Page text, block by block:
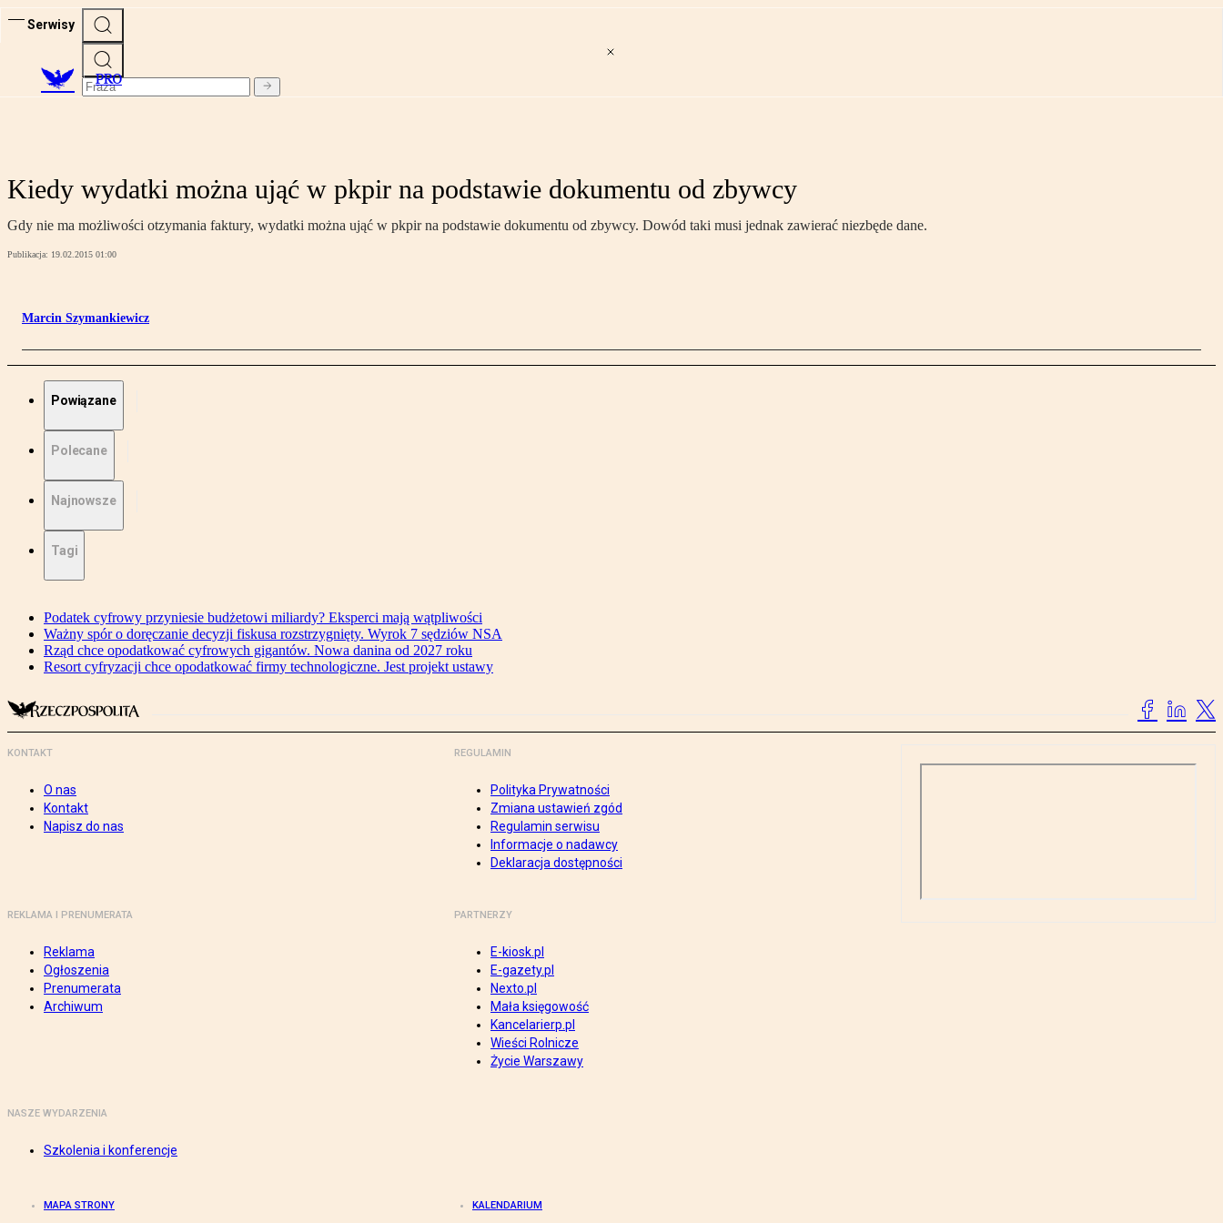
Serwisy
PRO
Kiedy wydatki można ująć w pkpir na podstawie dokumentu od zbywcy
Gdy nie ma możliwości otzymania faktury, wydatki można ująć w pkpir na podstawie dokumentu od zbywcy. Dowód taki musi jednak zawierać niezbęde dane.
Publikacja: 19.02.2015 01:00
Marcin Szymankiewicz
Powiązane
Polecane
Najnowsze
Tagi
Podatek cyfrowy przyniesie budżetowi miliardy? Eksperci mają wątpliwości
Ważny spór o doręczanie decyzji fiskusa rozstrzygnięty. Wyrok 7 sędziów NSA
Rząd chce opodatkować cyfrowych gigantów. Nowa danina od 2027 roku
Resort cyfryzacji chce opodatkować firmy technologiczne. Jest projekt ustawy
KONTAKT
O nas
Kontakt
Napisz do nas
REGULAMIN
Polityka Prywatności
Zmiana ustawień zgód
Regulamin serwisu
Informacje o nadawcy
Deklaracja dostępności
REKLAMA I PRENUMERATA
Reklama
Ogłoszenia
Prenumerata
Archiwum
PARTNERZY
E-kiosk.pl
E-gazety.pl
Nexto.pl
Mała księgowość
Kancelarierp.pl
Wieści Rolnicze
Życie Warszawy
NASZE WYDARZENIA
Szkolenia i konferencje
MAPA STRONY KALENDARIUM